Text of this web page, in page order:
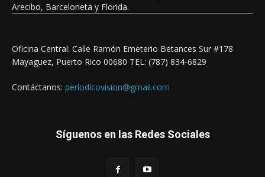
Arecibo, Barceloneta y Florida.
Oficina Central: Calle Ramón Emeterio Betances Sur #178
Mayaguez, Puerto Rico 00680 TEL: (787) 834-6829
Contáctanos: periodicovision@gmail.com
Síguenos en las Redes Sociales